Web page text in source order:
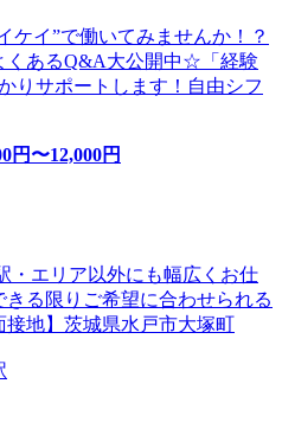
ケイ”で働いてみませんか！？
くあるQ&A大公開中☆「経験
りサポートします！自由シフ
円〜12,000円
エリア以外にも幅広くお仕
る限りご希望に合わせられる
地】茨城県水戸市大塚町